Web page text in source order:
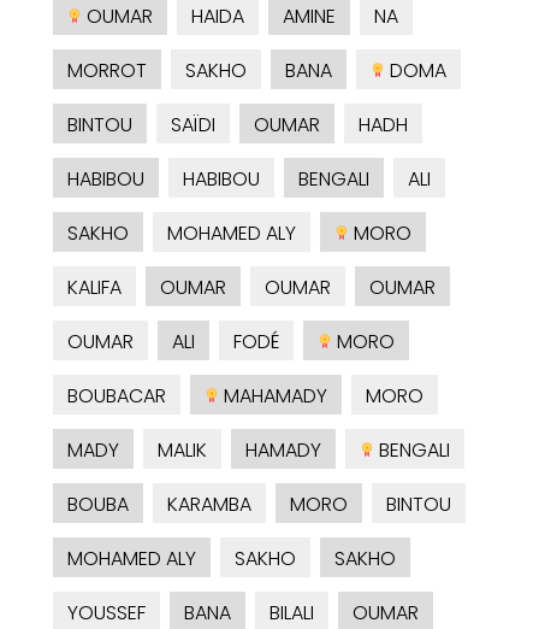
OUMAR
HAIDA AMINE
NA
MORROT
SAKHO BANA
DOMA
BINTOU
SAÏDI OUMAR
HADH
HABIBOU
HABIBOU BENGALI
ALI
SAKHO
MOHAMED ALY
MORO
KALIFA
OUMAR OUMAR
OUMAR
OUMAR
ALI FODÉ
MORO
BOUBACAR
MAHAMADY
MORO
MADY
MALIK HAMADY
BENGALI
BOUBA
KARAMBA MORO
BINTOU
MOHAMED ALY
SAKHO
SAKHO
YOUSSEF
BANA BILALI
OUMAR